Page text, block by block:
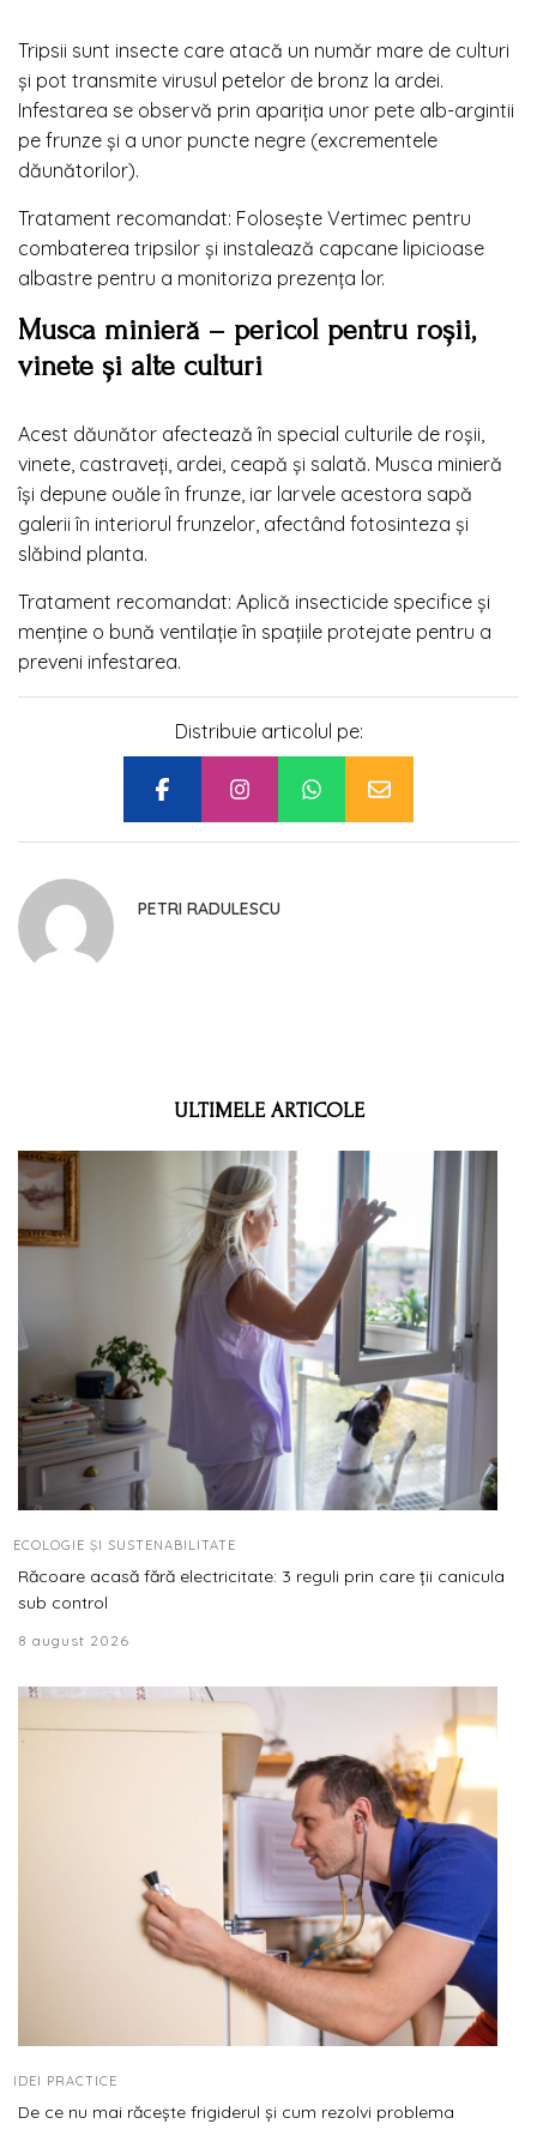
Tripsii sunt insecte care atacă un număr mare de culturi
și pot transmite virusul petelor de bronz la ardei.
Infestarea se observă prin apariția unor pete alb-argintii
pe frunze și a unor puncte negre (excrementele
dăunătorilor).
Tratament recomandat: Folosește Vertimec pentru
combaterea tripsilor și instalează capcane lipicioase
albastre pentru a monitoriza prezența lor.
Musca minieră – pericol pentru roșii,
vinete și alte culturi
Acest dăunător afectează în special culturile de roșii,
vinete, castraveți, ardei, ceapă și salată. Musca minieră
își depune ouăle în frunze, iar larvele acestora sapă
galerii în interiorul frunzelor, afectând fotosinteza și
slăbind planta.
Tratament recomandat: Aplică insecticide specifice și
menține o bună ventilație în spațiile protejate pentru a
preveni infestarea.
Distribuie articolul pe:
PETRI RADULESCU
ULTIMELE ARTICOLE
ECOLOGIE ȘI SUSTENABILITATE
Răcoare acasă fără electricitate: 3 reguli prin care ții canicula
sub control
8 august 2026
IDEI PRACTICE
De ce nu mai răcește frigiderul și cum rezolvi problema